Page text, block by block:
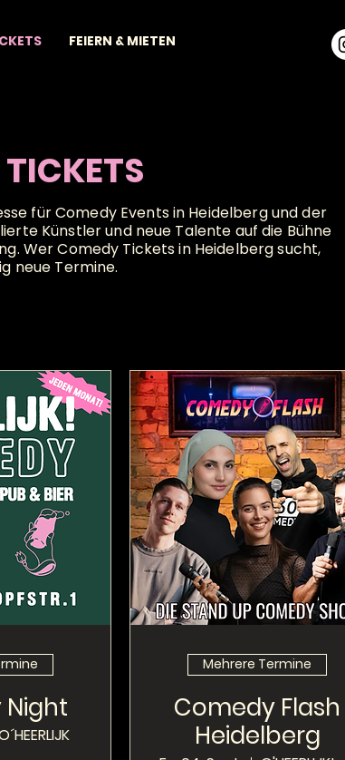
FEIERN & MIETEN
für Comedy Events in Heidelberg und der
Künstler und neue Talente auf die Bühne
Wer Comedy Tickets in Heidelberg sucht,
neue Termine.
Mehrere Termine
Comedy Flash
Heidelberg